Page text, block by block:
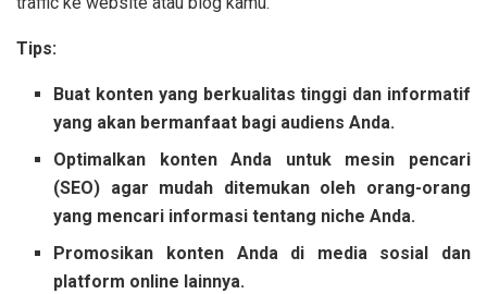
Tips:
Buat konten yang berkualitas tinggi dan informatif
yang akan bermanfaat bagi audiens Anda.
Optimalkan konten Anda untuk mesin pencari
(SEO) agar mudah ditemukan oleh orang-orang
yang mencari informasi tentang niche Anda.
Promosikan konten Anda di media sosial dan
platform online lainnya.